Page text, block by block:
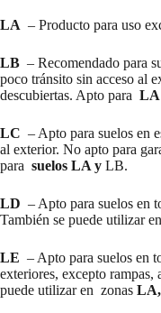
LA – Producto para uso
LB – Recomendado para
poco tránsito sin acceso al
descubiertas. Apto para LA
LC – Apto para suelos en
al exterior. No apto para
para suelos LA y LB.
LD – Apto para suelos en
También se puede utilizar
LE – Apto para suelos en
exteriores, excepto rampas,
puede utilizar en zonas